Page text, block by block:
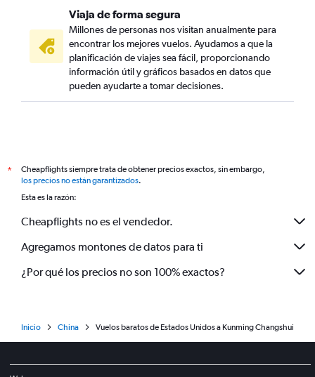
Viaja de forma segura
Millones de personas nos visitan anualmente para
encontrar los mejores vuelos. Ayudamos a que la
planificación de viajes sea fácil, proporcionando
información útil y gráficos basados en datos que
pueden ayudarte a tomar decisiones.
*
Cheapflights siempre trata de obtener precios exactos, sin embargo,
los precios no están garantizados.
Esta es la razón:
Cheapflights no es el vendedor.
Agregamos montones de datos para ti
¿Por qué los precios no son 100% exactos?
Inicio China Vuelos baratos de Estados Unidos a Kunming Changshui